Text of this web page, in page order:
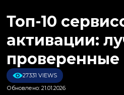
Топ-10
активации:
27331 VIEWS
Обновлено: 21.01.2026